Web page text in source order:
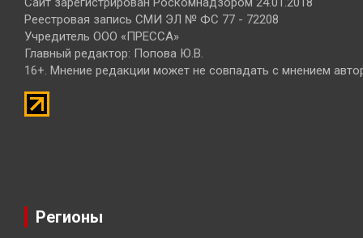
Реестровая запись СМИ ЭЛ № ФС 77 - 72208
Учредитель ООО «ПРЕССА»
Главный редактор: Попова Ю.В.
16+. Мнение редакции может не совпадать с мнением
Регионы